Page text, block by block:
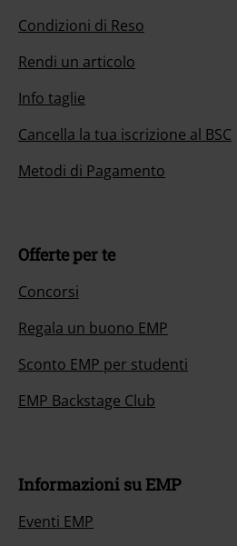
Condizioni di Reso
Rendi un articolo
Info taglie
Cancella la tua iscrizione al BSC
Metodi di Pagamento
Offerte per te
Concorsi
Regala un buono EMP
Sconto EMP per studenti
EMP Backstage Club
Informazioni su EMP
Eventi EMP